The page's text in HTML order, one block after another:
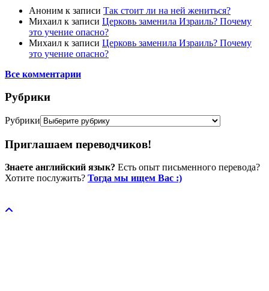
Аноним к записи Так стоит ли на ней жениться?
Михаил к записи Церковь заменила Израиль? Почему
это учение опасно?
Михаил к записи Церковь заменила Израиль? Почему
это учение опасно?
Все комментарии
Рубрики
Рубрики
Приглашаем переводчиков!
Знаете английский язык? Есть опыт письменного перевода?
Хотите послужить? Тогда мы ищем Вас :)